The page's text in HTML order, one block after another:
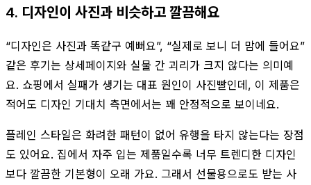
4. 디자인이 사진과 비슷하고 깔끔해요
“디자인은 사진과 똑같구 예뻐요”, “실제로 보니 더 맘에 들어요”
같은 후기는 상세페이지와 실물 간 괴리가 크지 않다는 의미예
요. 쇼핑에서 실패가 생기는 대표 원인이 사진빨인데, 이 제품은
적어도 디자인 기대치 측면에서는 꽤 안정적으로 보이네요.
플레인 스타일은 화려한 패턴이 없어 유행을 타지 않는다는 장점
도 있어요. 집에서 자주 입는 제품일수록 너무 트렌디한 디자인
보다 깔끔한 기본형이 오래 가요. 그래서 선물용으로도 받는 사